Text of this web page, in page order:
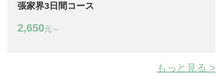
張家界3日間コース
2,650元～
もっと見る >